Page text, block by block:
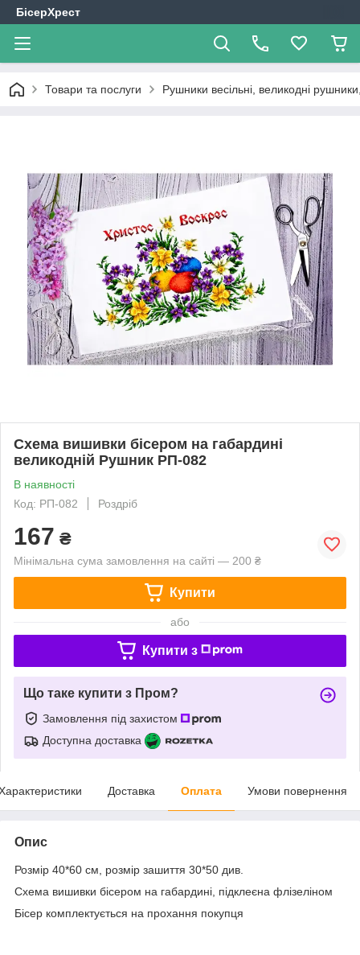
БісерХрест
Товари та послуги Рушники весільні, великодні
Схема вишивки бісером на габардині
великодній Рушник РП-082
В наявності
Код: РП-082
Роздріб
167 ₴
Мінімальна сума замовлення на сайті — 200 ₴
Купити
або
Купити з
Що таке купити з Пром?
Замовлення під захистом
Доступна доставка
Доставка Оплата Умови повернення
Опис
Розмір 40*60 см, розмір зашиття 30*50 див.
Схема вишивки бісером на габардині, підклеєна флізеліном
Бісер комплектується на прохання покупця